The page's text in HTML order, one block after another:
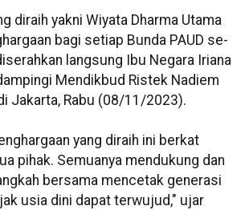
diraih yakni Wiyata Dharma Utama
bagi setiap Bunda PAUD se-
langsung Ibu Negara Iriana
Mendikbud Ristek Nadiem
Jakarta, Rabu (08/11/2023).
yang diraih ini berkat
pihak. Semuanya mendukung dan
bersama mencetak generasi
usia dini dapat terwujud," ujar